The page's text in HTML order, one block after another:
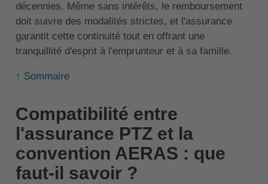
décennies. Même sans intérêts, le remboursement
doit suivre des modalités strictes, et l'assurance
garantit cette continuité tout en offrant une
tranquillité d'esprit à l'emprunteur et à sa famille.
↑ Sommaire
Compatibilité entre
l'assurance PTZ et la
convention AERAS : que
faut-il savoir ?